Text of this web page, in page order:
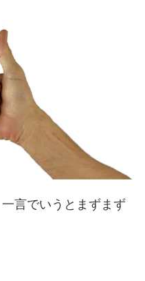
言でいうとまずまず